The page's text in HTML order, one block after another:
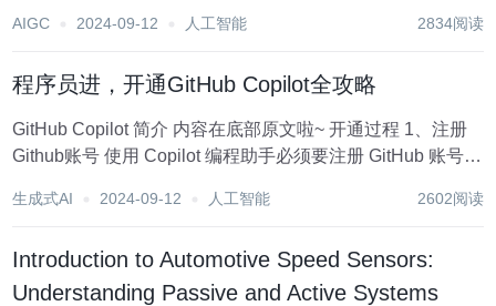
https://huggingface...
AIGC 2024-09-12 人工智能 2834阅读
程序员进，开通GitHub Copilot全攻略
GitHub Copilot 简介 内容在底部原文啦~ 开通过程 1、注册
Github账号 使用 Copilot 编程助手必须要注册 GitHub 账号才
办理的虚拟卡，开通过程...
生成式AI 2024-09-12 人工智能 2602阅读
Introduction to Automotive Speed Sensors:
Understanding Passive and Active Systems